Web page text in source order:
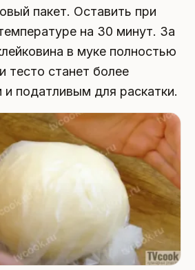
пакет. Оставить при
на 30 минут. За
в муке полностью
тесто станет более
и податливым для раскатки.